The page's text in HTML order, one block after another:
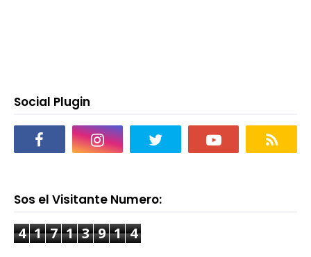
Social Plugin
Sos el Visitante Numero:
4 1 7 1 3 9 1 4